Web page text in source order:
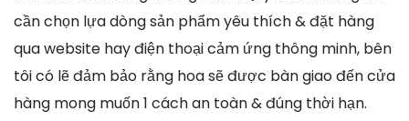
cần chọn lựa dòng sản phẩm yêu thích & đặt hàng
qua website hay điện thoại cảm ứng thông minh, bên
tôi có lẽ đảm bảo rằng hoa sẽ được bàn giao đến cửa
hàng mong muốn 1 cách an toàn & đúng thời hạn.